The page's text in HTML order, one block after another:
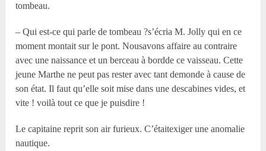
tombeau.
– Qui est-ce qui parle de tombeau ?s’écria M. Jolly qui en ce
moment montait sur le pont. Nousavons affaire au contraire
avec une naissance et un berceau à bordde ce vaisseau. Cette
jeune Marthe ne peut pas rester avec tant demonde à cause de
son état. Il faut qu’elle soit mise dans une descabines vides, et
vite ! voilà tout ce que je puisdire !
Le capitaine reprit son air furieux. C’étaitexiger une anomalie
nautique.